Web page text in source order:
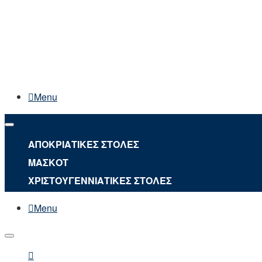
Menu
ΑΠΟΚΡΙΑΤΙΚΕΣ ΣΤΟΛΕΣ
ΜΑΣΚΟΤ
ΧΡΙΣΤΟΥΓΕΝΝΙΑΤΙΚΕΣ ΣΤΟΛΕΣ
Menu